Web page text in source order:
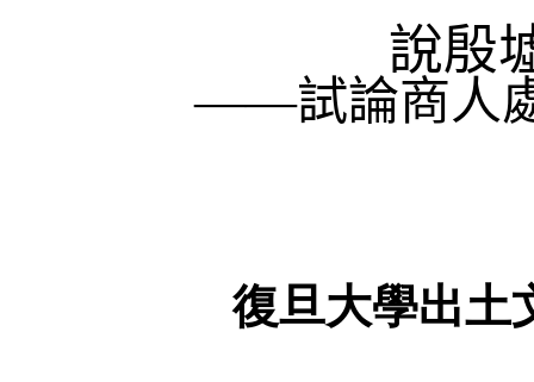
說殷
——試論商人
復旦大學出土